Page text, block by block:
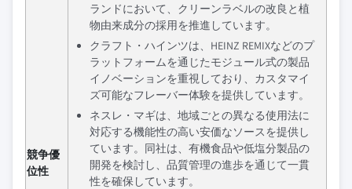
競争優
位性
ランドにおいて、クリーンラベルの改良と植
物由来成分の採用を推進しています。
クラフト・ハインツは、HEINZ REMIXなどのプ
ラットフォームを通じたモジュール式の製品
イノベーションを重視しており、カスタマイ
ズ可能なフレーバー体験を提供しています。
ネスレ・マギは、地域ごとの異なる使用法に
対応する機能性の高い安価なソースを提供し
ています。同社は、有機食品や低塩分製品の
開発を検討し、品質管理の進歩を通じて一貫
性を確保しています。